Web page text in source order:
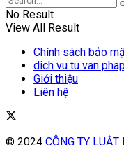
No Result
View All Result
Chính sách bảo
dich vu tu van
Giới thiệu
Liên hệ
© 2024 CÔNG TY LUẬT